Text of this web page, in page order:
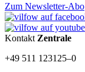
Zum Newsletter-Abo
Kontakt Zentrale
+49 511 123125–0